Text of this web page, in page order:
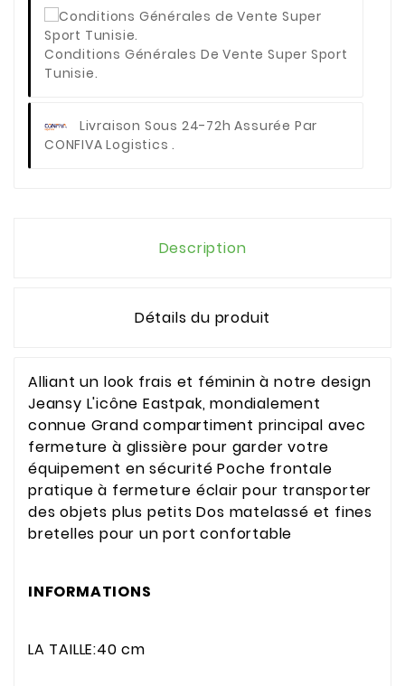
Conditions Générales De Vente Super Sport
Tunisie.
Livraison Sous 24-72h Assurée Par
CONFIVA Logistics .
Description
Détails du produit
Alliant un look frais et féminin à notre design
Jeansy L'icône Eastpak, mondialement
connue Grand compartiment principal avec
fermeture à glissière pour garder votre
équipement en sécurité Poche frontale
pratique à fermeture éclair pour transporter
des objets plus petits Dos matelassé et fines
bretelles pour un port confortable
INFORMATIONS
LA TAILLE:40 cm